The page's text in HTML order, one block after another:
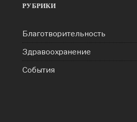
РУБРИКИ
Благотворительность
Здравоохранение
События